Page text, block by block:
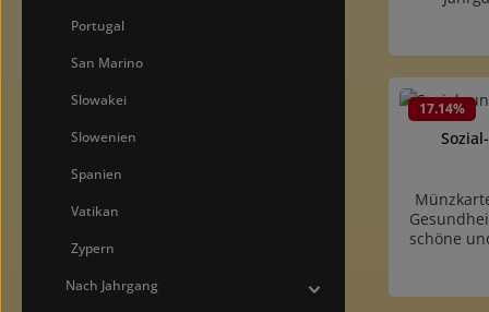
Portugal
San Marino
Slowakei
Slowenien
Spanien
Vatikan
Zypern
Nach Jahrgang
der
17.14%
schöne
eine
Abbildung